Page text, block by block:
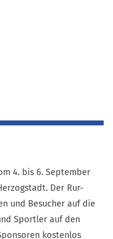
4. bis 6. September
Der Rur-
und Besucher auf die
Sportler auf den
kostenlos